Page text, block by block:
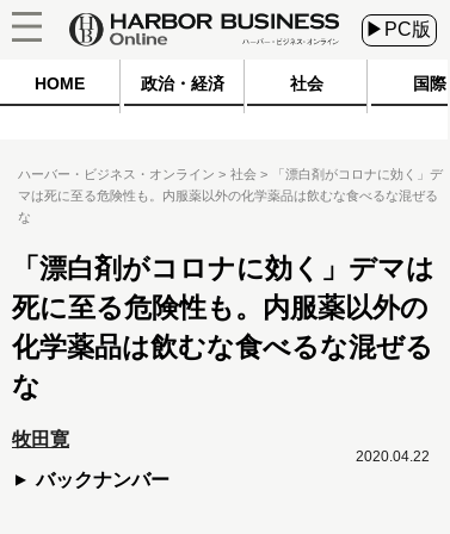
▶PC版
HOME 政治・経済 社会 国際
ハーバー・ビジネス・オンライン 社会
「漂白剤がコロナに効く」デ
マは死に至る危険性も。内服薬以外の化学薬品は飲むな食べるな混ぜる
な
「漂白剤がコロナに効く」デマは
死に至る危険性も。内服薬以外の
化学薬品は飲むな食べるな混ぜる
な
牧田寛
バックナンバー
2020.04.22